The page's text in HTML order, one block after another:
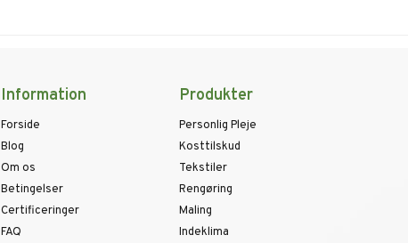
Information
Forside
Blog
Om os
Betingelser
Certificeringer
FAQ
Produkter
Personlig Pleje
Kosttilskud
Tekstiler
Rengøring
Maling
Indeklima